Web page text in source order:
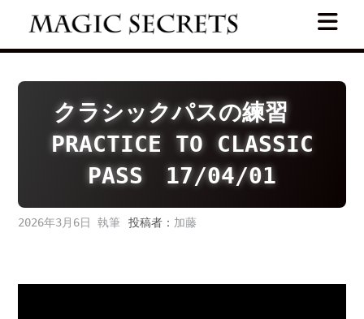
クラシックパスの練習
PRACTICE TO CLASSIC
PASS 17/04/01
2026年3月6日 投稿者： 加藤